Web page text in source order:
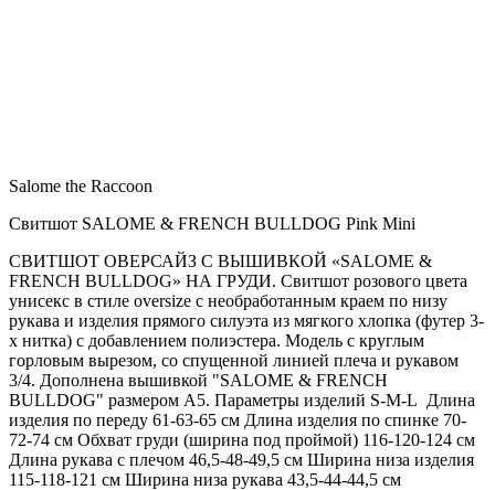
Salome the Raccoon
Свитшот SALOME & FRENCH BULLDOG Pink Mini
СВИТШОТ ОВЕРСАЙЗ С ВЫШИВКОЙ «SALOME &
FRENCH BULLDOG» НА ГРУДИ. Свитшот розового цвета
унисекс в стиле oversize с необработанным краем по низу
рукава и изделия прямого силуэта из мягкого хлопка (футер 3-
х нитка) с добавлением полиэстера. Модель с круглым
горловым вырезом, со спущенной линией плеча и рукавом
3/4. Дополнена вышивкой "SALOME & FRENCH
BULLDOG" размером А5. Параметры изделий S-M-L Длина
изделия по переду 61-63-65 см Длина изделия по спинке 70-
72-74 см Обхват груди (ширина под проймой) 116-120-124 см
Длина рукава с плечом 46,5-48-49,5 см Ширина низа изделия
115-118-121 см Ширина низа рукава 43,5-44-44,5 см